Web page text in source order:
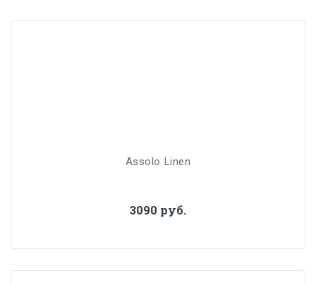
Assolo Linen
3090 руб.